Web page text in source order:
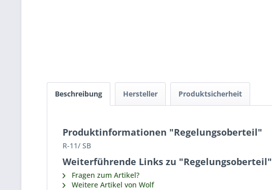
Beschreibung Hersteller Produktsicherheit
Produktinformationen "Regelungsoberteil"
R-11/ SB
Weiterführende Links zu "Regelungsoberteil"
Fragen zum Artikel?
Weitere Artikel von Wolf